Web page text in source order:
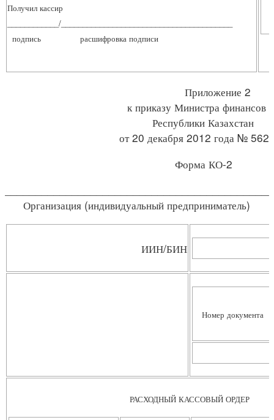
Получил кассир
____________/________________________________________
подпись расшифровка подписи
Приложение 2
к приказу Министра финансов
Республики Казахстан
от 20 декабря 2012 года № 562
Форма КО-2
Организация (индивидуальный предприниматель)
ИИН/БИН
Номер документа
РАСХОДНЫЙ КАССОВЫЙ ОРДЕР